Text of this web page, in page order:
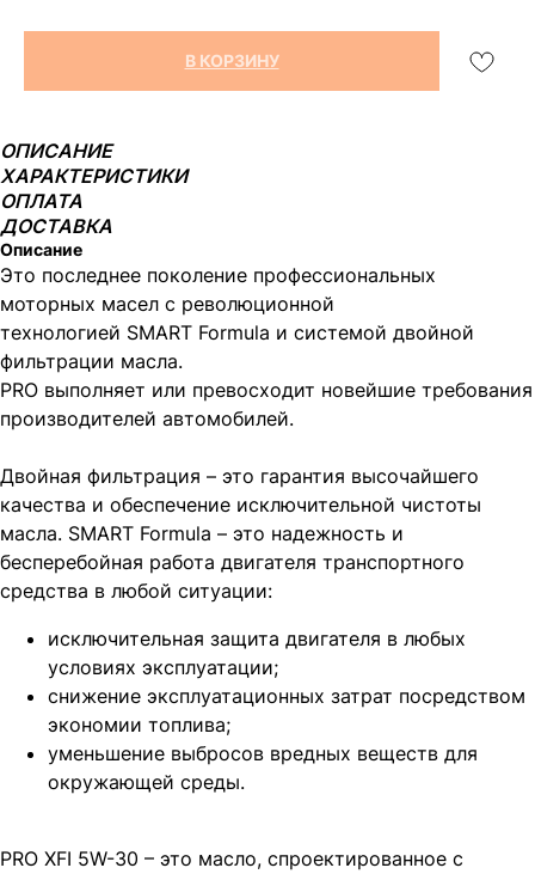
В КОРЗИНУ
ОПИСАНИЕ
ХАРАКТЕРИСТИКИ
ОПЛАТА
ДОСТАВКА
Описание
Это последнее поколение профессиональных
моторных масел с революционной
технологией SMART Formula и системой двойной
фильтрации масла.
PRO выполняет или превосходит новейшие требования
производителей автомобилей.
Двойная фильтрация – это гарантия высочайшего
качества и обеспечение исключительной чистоты
масла. SMART Formula – это надежность и
бесперебойная работа двигателя транспортного
средства в любой ситуации:
исключительная защита двигателя в любых
условиях эксплуатации;
снижение эксплуатационных затрат посредством
экономии топлива;
уменьшение выбросов вредных веществ для
окружающей среды.
PRO XFI 5W-30 – это масло, спроектированное с